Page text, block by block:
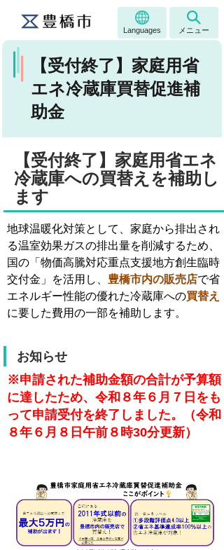
Languages メニュー
【受付終了】家庭用省
エネ冷蔵庫買替促進補
助金
【受付終了】家庭用省エネ
冷蔵庫への買替えを補助し
ます
地球温暖化対策として、家庭から排出され
る温室効果ガスの排出量を削減するため、
国の「物価高騰対応重点支援地方創生臨時
交付金」を活用し、 豊橋市内の販売店で省
エネルギー性能の優れた冷蔵庫への買替え
に要した費用の一部を補助します。
お知らせ
※申請された補助金額の合計が予算額
に達したため、令和８年６月７日をも
って申請受付を終了しました。（令和
８年６月８日午前８時30分更新）